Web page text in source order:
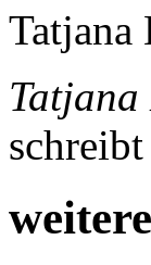
Tatjana